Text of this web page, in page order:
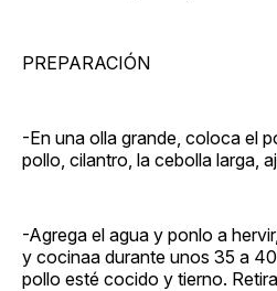
PREPARACIÓN
-En una olla grande, coloca el
pollo, cilantro, la cebolla larga,
-Agrega el agua y ponlo a
y cocinaa durante unos 35 a
pollo esté cocido y tierno.